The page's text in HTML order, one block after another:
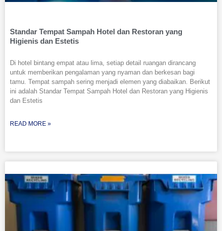
Standar Tempat Sampah Hotel dan Restoran yang
Higienis dan Estetis
Di hotel bintang empat atau lima, setiap detail ruangan dirancang
untuk memberikan pengalaman yang nyaman dan berkesan bagi
tamu. Tempat sampah sering menjadi elemen yang diabaikan. Berikut
ini adalah Standar Tempat Sampah Hotel dan Restoran yang Higienis
dan Estetis
READ MORE »